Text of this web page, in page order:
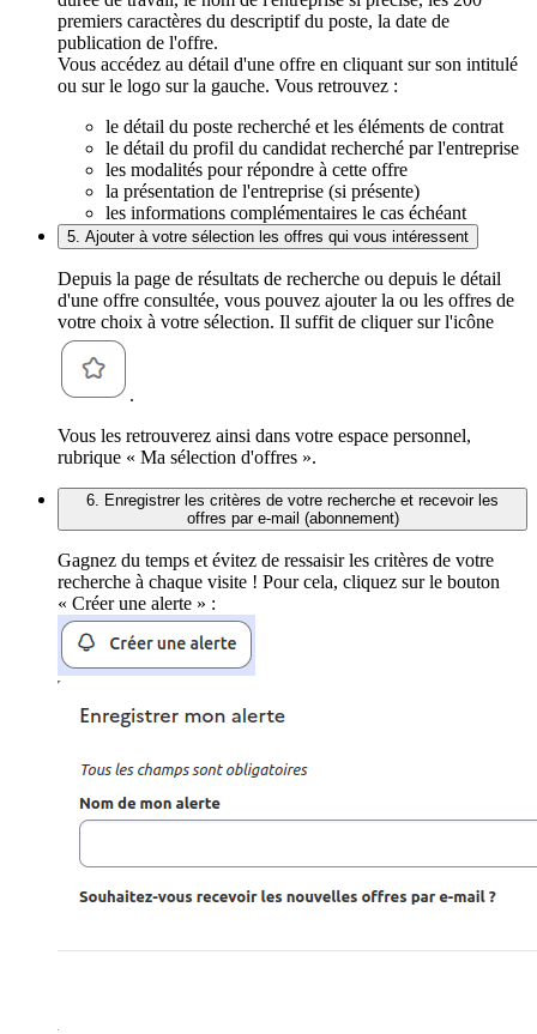
premiers caractères du descriptif du poste, la date de
publication de l'offre.
Vous accédez au détail d'une offre en cliquant sur son intitulé
ou sur le logo sur la gauche. Vous retrouvez :
le détail du poste recherché et les éléments de contrat
le détail du profil du candidat recherché par l'entreprise
les modalités pour répondre à cette offre
la présentation de l'entreprise (si présente)
les informations complémentaires le cas échéant
5. Ajouter à votre sélection les offres qui vous intéressent
Depuis la page de résultats de recherche ou depuis le détail
d'une offre consultée, vous pouvez ajouter la ou les offres de
votre choix à votre sélection. Il suffit de cliquer sur l'icône
.
Vous les retrouverez ainsi dans votre espace personnel,
rubrique « Ma sélection d'offres ».
6. Enregistrer les critères de votre recherche et recevoir les
offres par e-mail (abonnement)
Gagnez du temps et évitez de ressaisir les critères de votre
recherche à chaque visite ! Pour cela, cliquez sur le bouton
« Créer une alerte » :